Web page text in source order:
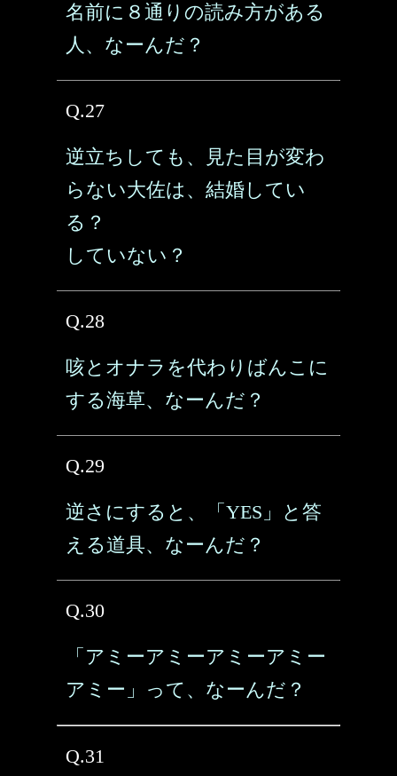
名前に８通りの読み方がある
人、なーんだ？
Q.27
逆立ちしても、見た目が変わ
らない大佐は、結婚してい
る？
していない？
Q.28
咳とオナラを代わりばんこに
する海草、なーんだ？
Q.29
逆さにすると、「YES」と答
える道具、なーんだ？
Q.30
「アミーアミーアミーアミー
アミー」って、なーんだ？
Q.31